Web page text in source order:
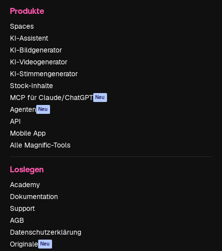
Produkte
Spaces
KI-Assistent
KI-Bildgenerator
KI-Videogenerator
KI-Stimmengenerator
Stock-Inhalte
MCP für Claude/ChatGPT Neu
Agenten Neu
API
Mobile App
Alle Magnific-Tools
Loslegen
Academy
Dokumentation
Support
AGB
Datenschutzerklärung
Originale Neu